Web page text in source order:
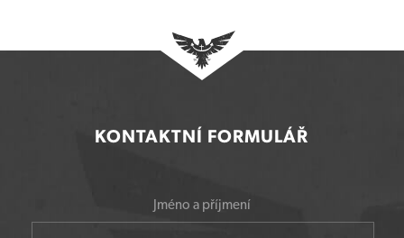
KONTAKTNÍ FORMULÁŘ
Jméno a příjmení